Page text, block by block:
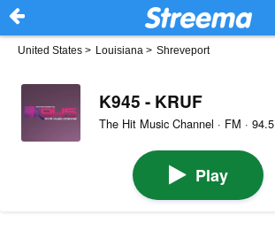
United States > Louisiana > Shreveport
K945 - KRUF
The Hit Music Channel · FM · 94.5
Play